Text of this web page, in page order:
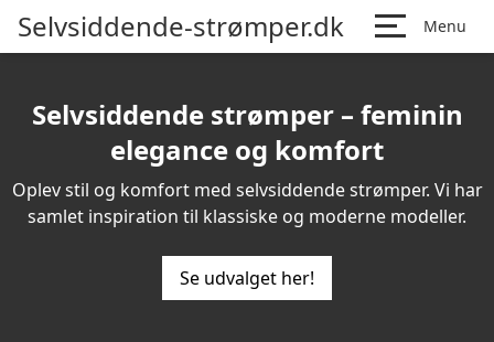
Selvsiddende-strømper.dk Menu
Selvsiddende strømper – feminin
elegance og komfort
Oplev stil og komfort med selvsiddende strømper. Vi har
samlet inspiration til klassiske og moderne modeller.
Se udvalget her!